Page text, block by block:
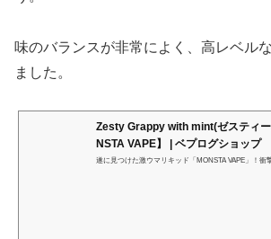
味のバランスが非常によく、高レベル
ました。
Zesty Grappy with mint(ゼスティ
NSTA VAPE】 | ベプログショップ
遂に見つけた激ウマリキッド「MONSTA VAPE」！衝